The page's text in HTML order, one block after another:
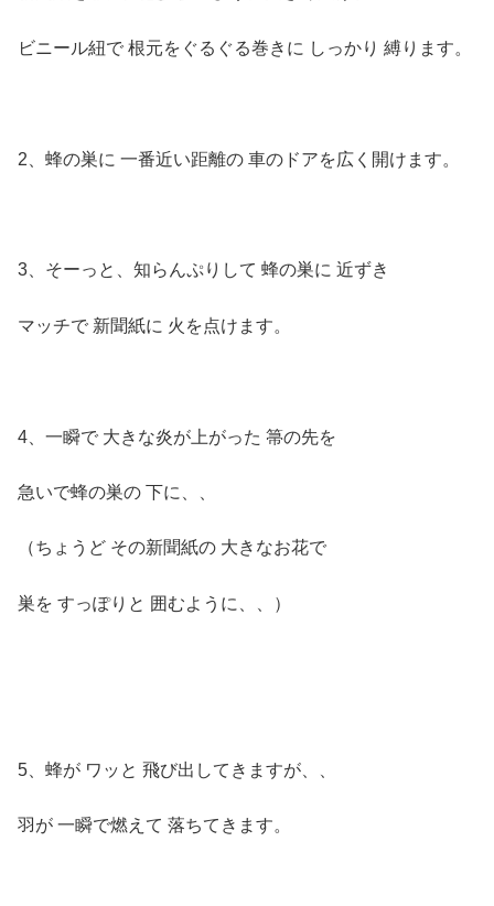
ビニール紐で 根元をぐるぐる巻きに しっかり 縛ります。
2、蜂の巣に 一番近い距離の 車のドアを広く開けます。
3、そーっと、知らんぷりして 蜂の巣に 近ずき
マッチで 新聞紙に 火を点けます。
4、一瞬で 大きな炎が上がった 箒の先を
急いで蜂の巣の 下に、、
（ちょうど その新聞紙の 大きなお花で
巣を すっぽりと 囲むように、、）
5、蜂が ワッと 飛び出してきますが、、
羽が 一瞬で燃えて 落ちてきます。